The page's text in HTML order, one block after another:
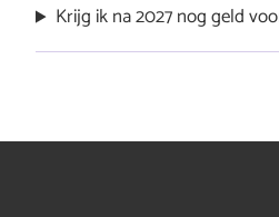
Het resultaat daarvan zal vaak
weinig krijgt voor de
investering, ook na het
Krijg ik na 2027 nog geld
echter ook terugleverkosten